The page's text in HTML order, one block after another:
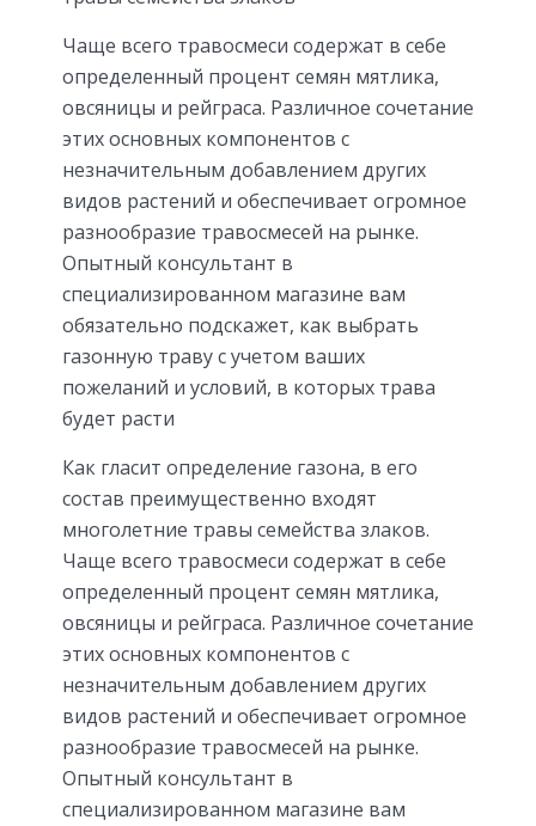
Чаще всего травосмеси содержат в себе
определенный процент семян мятлика,
овсяницы и рейграса. Различное сочетание
этих основных компонентов с
незначительным добавлением других
видов растений и обеспечивает огромное
разнообразие травосмесей на рынке.
Опытный консультант в
специализированном магазине вам
обязательно подскажет, как выбрать
газонную траву с учетом ваших
пожеланий и условий, в которых трава
будет расти
Как гласит определение газона, в его
состав преимущественно входят
многолетние травы семейства злаков.
Чаще всего травосмеси содержат в себе
определенный процент семян мятлика,
овсяницы и рейграса. Различное сочетание
этих основных компонентов с
незначительным добавлением других
видов растений и обеспечивает огромное
разнообразие травосмесей на рынке.
Опытный консультант в
специализированном магазине вам